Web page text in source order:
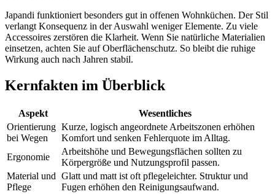
Japandi funktioniert besonders gut in offenen Wohnküchen. Der Stil
verlangt Konsequenz in der Auswahl weniger Elemente. Zu viele
Accessoires zerstören die Klarheit. Wenn Sie natürliche Materialien
einsetzen, achten Sie auf Oberflächenschutz. So bleibt die ruhige
Wirkung auch nach Jahren stabil.
Kernfakten im Überblick
Aspekt
Wesentliches
Orientierung
bei Wegen
Kurze, logisch angeordnete Arbeitszonen erhöhen
Komfort und senken Fehlerquote im Alltag.
Ergonomie
Arbeitshöhe und Bewegungsflächen sollten zu
Körpergröße und Nutzungsprofil passen.
Material und
Pflege
Glatt und matt ist oft pflegeleichter. Struktur und
Fugen erhöhen den Reinigungsaufwand.